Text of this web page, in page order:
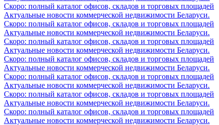
Скоро: полный каталог офисов, складов и торговых площадей
Актуальные новости коммерческой недвижимости Беларуси.
Скоро: полный каталог офисов, складов и торговых площадей
Актуальные новости коммерческой недвижимости Беларуси.
Скоро: полный каталог офисов, складов и торговых площадей
Актуальные новости коммерческой недвижимости Беларуси.
Скоро: полный каталог офисов, складов и торговых площадей
Актуальные новости коммерческой недвижимости Беларуси.
Скоро: полный каталог офисов, складов и торговых площадей
Актуальные новости коммерческой недвижимости Беларуси.
Скоро: полный каталог офисов, складов и торговых площадей
Актуальные новости коммерческой недвижимости Беларуси.
Скоро: полный каталог офисов, складов и торговых площадей
Актуальные новости коммерческой недвижимости Беларуси.